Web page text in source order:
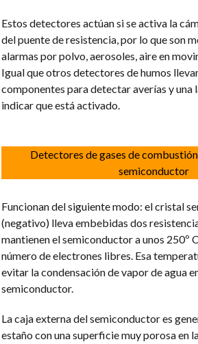
Estos detectores actúan si se activa la
del puente de resistencia, por lo que son
alarmas por polvo, aerosoles, aire en
Igual que otros detectores de humos
componentes para detectar averías y
indicar que está activado.
Detectores de gases de
semiconductor
Funcionan del siguiente modo: el cristal
(negativo) lleva embebidas dos
mantienen el semiconductor a unos 250º
número de electrones libres. Esa
evitar la condensación de vapor de agua
semiconductor.
La caja externa del semiconductor es
estaño con una superficie muy porosa en